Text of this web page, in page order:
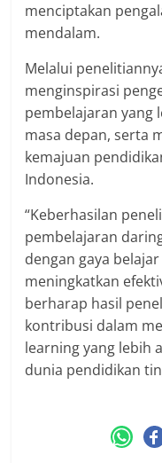
menciptakan
mendalam.
Melalui
menginspirasi
pembelajaran yang
masa depan, serta
kemajuan
Indonesia.
“Keberhasilan
pembelajaran
dengan gaya
meningkatkan
berharap hasil
kontribusi dalam
learning yang lebih
dunia pendidikan